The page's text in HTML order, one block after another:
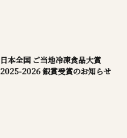
日本全国 ご当地冷凍食品大賞
2025-2026 銀賞受賞のお知らせ